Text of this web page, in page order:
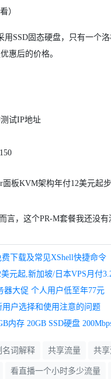
）
用SSD固态硬盘，只有一个
惠后的价格。
试IP地址
言，这个PR-M套餐我还没
下载及常见XShell快捷命令
器大促 个人用户低至年77元
用户选择和使用注意的问题
名词解释 共享流量 共
看直播一个小时多少流量